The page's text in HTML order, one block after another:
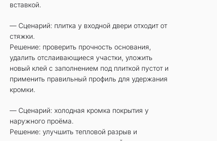
вставкой.
— Сценарий: плитка у входной двери отходит от
стяжки.
Решение: проверить прочность основания,
удалить отслаивающиеся участки, уложить
новый клей с заполнением под плиткой пустот и
применить правильный профиль для удержания
кромки.
— Сценарий: холодная кромка покрытия у
наружного проёма.
Решение: улучшить тепловой разрыв и